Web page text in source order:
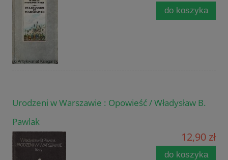
do koszyka
Urodzeni w Warszawie : Opowieść / Władysław B.
Pawlak
12,90 zł
do koszyka